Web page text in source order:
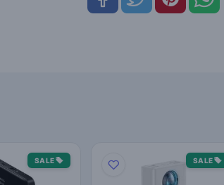
SALE
SALE